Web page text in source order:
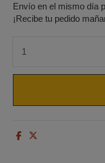
Envío en el mismo día
¡Recibe tu pedido